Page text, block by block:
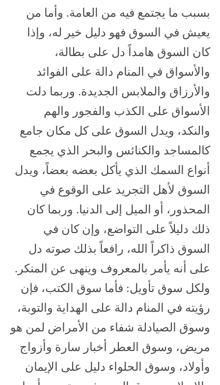
بسبب ما يجتمع فيه من العامة. وأما من
يعيش في السوق فهو دليل خير له، وإذا
كان السوق هامداً دل على بطالة،
والأسواق في المنام دالة على الفوائد
والأرزاق والملابس الجديدة. وربما دلت
الأسواق على الكذب والفجور والهم
والنكد، ويدل السوق على كل مكان جامع
كالمساجد والكنائس والبحر الذي يجمع
أنواع السمك الذي يأكل بعضه بعضاً، ويدل
السوق لأهل التجريد على الوقوع في
المحذور، أو الميل إلى الدنيا. وربما كان
ذلك دليلاً على التواضع، وإن كان في
السوق ذاكراً الله، رافعاً بذلك صوته دل
على أنه يأمر بالمعروف وينهى عن المنكر.
ولكل سوق تأويل: فأما سوق الكتب، فإن
رؤيته في المنام دالة على الهداية والتوبة،
وسوق الصيادلة شفاء من الأمراض لمن هو
مريض، وسوق العطر أخبار سارة وأزواج
وأولاد، وسوق الحلواء دليل على الإيمان